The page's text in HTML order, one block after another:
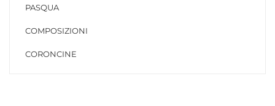
PASQUA
COMPOSIZIONI
CORONCINE